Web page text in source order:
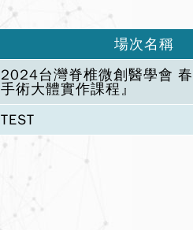
場次名稱
2024台灣脊椎微創醫學會
手術大體實作課程』
TEST